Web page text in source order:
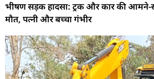
भीषण सड़क हादसा: ट्रक और कार की
मौत, पत्नी और बच्चा गंभीर